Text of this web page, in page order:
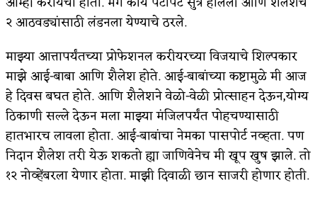
४ जुलै – इतिहासात घडलेल्या महत्त्वाच्या घटना
सुवर्ण – झळाळी
‘अर्थ’पूर्ण हास्य
अष्टपैलू : खंडू रांगणेकर
अपूर्ण कथा
बुडीच खटलं – संयुक्त कुटुंब का गरजेचं?
२ आठवड्यांसाठी लंडनला येण्याचे ठरले.
माझ्या आत्तापर्यंतच्या प्रोफेशनल करीयरच्या विजयाचे शिल्पकार
माझे आई-बाबा आणि शैलेश होते. आई-बाबांच्या कष्टामुळे मी आज
हे दिवस बघत होते. आणि शैलेशने वेळो-वेळी प्रोत्साहन देऊन,योग्य
ठिकाणी सल्ले देऊन मला माझ्या मंजिलपर्यंत पोहचण्यासाठी
हातभारच लावला होता. आई-बाबांचा नेमका पासपोर्ट नव्हता. पण
निदान शैलेश तरी येऊ शकतो ह्या जाणिवेनेच मी खूप खुष झाले. तो
१२ नोव्हेंबरला येणार होता. माझी दिवाळी छान साजरी होणार होती.